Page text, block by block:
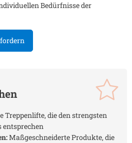
Bedürfnisse der
Treppenlifte, die den strengsten
entsprechen
Maßgeschneiderte Produkte, die